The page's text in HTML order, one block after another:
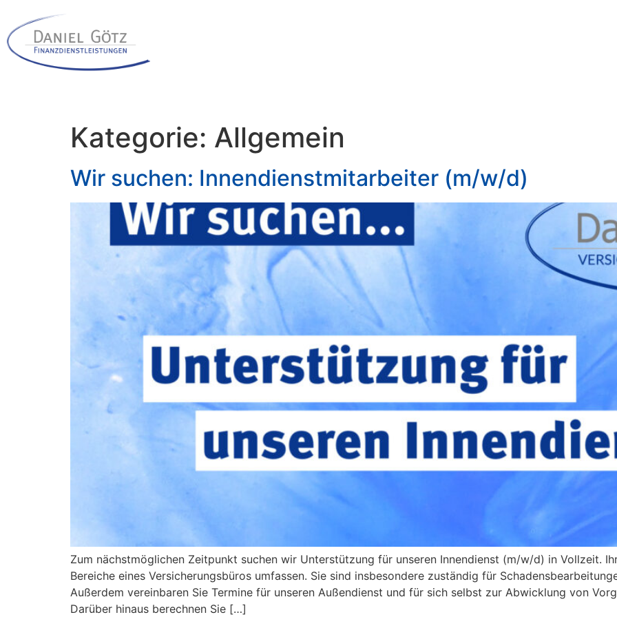
Kategorie: Allgemein
Wir suchen: Innendienstmitarbeiter (m/w/d)
Zum nächstmöglichen Zeitpunkt suchen wir Unterstützung für unseren Innendienst (m/w/d) in Vollzeit.
Bereiche eines Versicherungsbüros umfassen. Sie sind insbesondere zuständig für
Außerdem vereinbaren Sie Termine für unseren Außendienst und für sich selbst zur Abwicklung von
Darüber hinaus berechnen Sie […]